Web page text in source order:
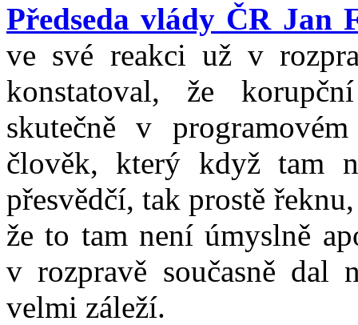
Předseda vlády ČR Jan
ve své reakci už v
konstatoval, že
skutečně v
člověk, který když tam
přesvědčí, tak prostě
že to tam není úmyslně
v rozpravě současně dal
velmi záleží.